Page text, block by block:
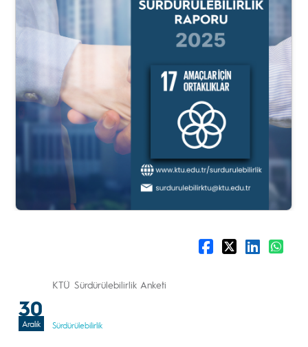
30
Aralık
KTÜ Sürdürülebilirlik Anketi
Sürdürülebilirlik